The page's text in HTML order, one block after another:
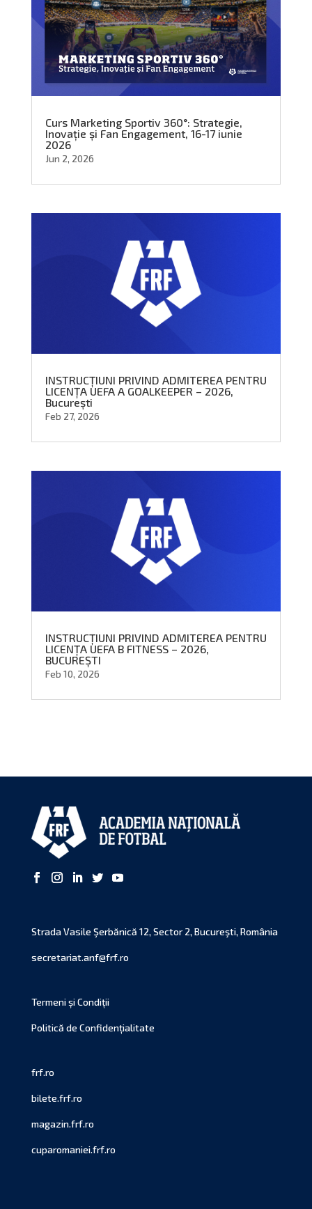
Curs Marketing Sportiv 360°: Strategie,
Inovație și Fan Engagement, 16-17 iunie
2026
Jun 2, 2026
INSTRUCȚIUNI PRIVIND ADMITEREA PENTRU
LICENȚA UEFA A GOALKEEPER – 2026,
București
Feb 27, 2026
INSTRUCȚIUNI PRIVIND ADMITEREA PENTRU
LICENȚA UEFA B FITNESS – 2026,
BUCUREȘTI
Feb 10, 2026
Strada Vasile Şerbănică 12, Sector 2, Bucureşti, România
secretariat.anf@frf.ro
Termeni și Condiții
Politică de Confidențialitate
frf.ro
bilete.frf.ro
magazin.frf.ro
cuparomaniei.frf.ro